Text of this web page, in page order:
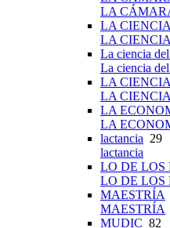
LA
LA
LA
La ciencia
La ciencia
LA
LA
LA
LA
lactancia 29
lactancia
LO DE LOS
LO DE LOS
MAESTRÍA
MAESTRÍA
MUDIC 82